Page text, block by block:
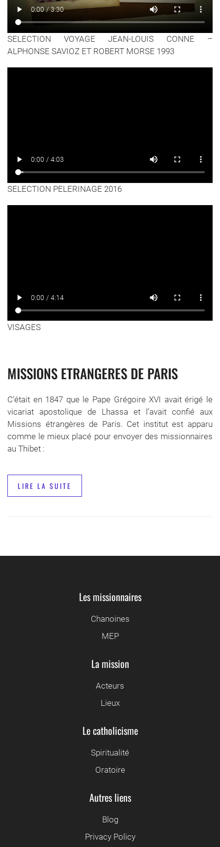
SELECTION VOYAGE JEAN-LOUIS CONNE –
ALPHONSE SAVIOZ ET ROBERT MORSE 1993
SELECTION PELERINAGE 2016
VISAGES
MISSIONS ETRANGERES DE PARIS
C’était en 1847 que le Pape Grégoire XVI avait érigé le
vicariat apostolique de Lhassa et l’avait confié aux
Missions étrangères de Paris. Cet institut est apparu
comme le mieux placé pour envoyer des missionnaires
au Thibet :
LIRE LA SUITE
Les missionnaires
Chanoines
MEP
La mission
Acteurs
Lieux
Le catholicisme
Spiritualité
Oratoire
Autres liens
Blog
Privacy Policy